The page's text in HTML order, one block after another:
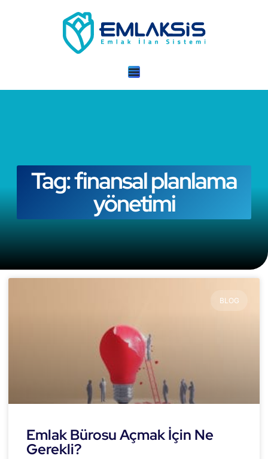
Tag: finansal planlama
yönetimi
BLOG
Emlak Bürosu Açmak İçin Ne
Gerekli?